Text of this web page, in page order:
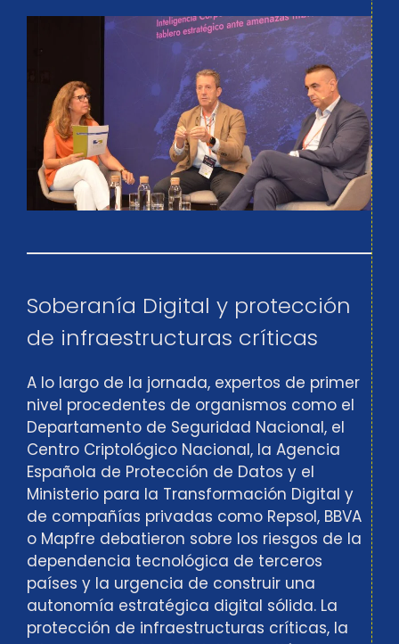
Soberanía Digital y protección
de infraestructuras críticas
A lo largo de la jornada, expertos de primer
nivel procedentes de organismos como el
Departamento de Seguridad Nacional, el
Centro Criptológico Nacional, la Agencia
Española de Protección de Datos y el
Ministerio para la Transformación Digital y
de compañías privadas como Repsol, BBVA
o Mapfre debatieron sobre los riesgos de la
dependencia tecnológica de terceros
países y la urgencia de construir una
autonomía estratégica digital sólida. La
protección de infraestructuras críticas, la